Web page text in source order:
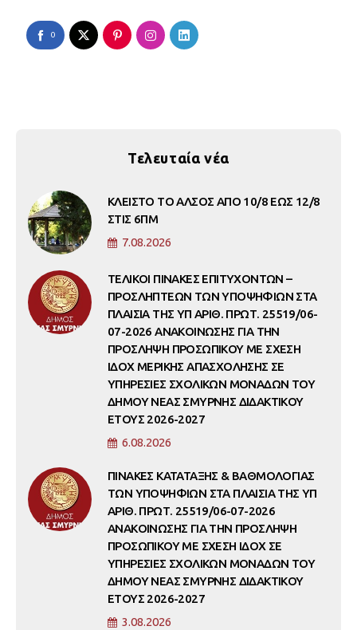
0
Τελευταία νέα
ΚΛΕΙΣΤΟ ΤΟ ΑΛΣΟΣ ΑΠΟ 10/8 ΕΩΣ 12/8
ΣΤΙΣ 6ΠΜ
7.08.2026
ΤΕΛΙΚΟΙ ΠΙΝΑΚΕΣ ΕΠΙΤΥΧΟΝΤΩΝ –
ΠΡΟΣΛΗΠΤΕΩΝ ΤΩΝ ΥΠΟΨΗΦΙΩΝ ΣΤΑ
ΠΛΑΙΣΙΑ ΤΗΣ ΥΠ ΑΡΙΘ. ΠΡΩΤ. 25519/06-
07-2026 ΑΝΑΚΟΙΝΩΣΗΣ ΓΙΑ ΤΗΝ
ΠΡΟΣΛΗΨΗ ΠΡΟΣΩΠΙΚΟΥ ΜΕ ΣΧΕΣΗ
ΙΔΟΧ ΜΕΡΙΚΗΣ ΑΠΑΣΧΟΛΗΣΗΣ ΣΕ
ΥΠΗΡΕΣΙΕΣ ΣΧΟΛΙΚΩΝ ΜΟΝΑΔΩΝ ΤΟΥ
ΔΗΜΟΥ ΝΕΑΣ ΣΜΥΡΝΗΣ ΔΙΔΑΚΤΙΚΟΥ
ΕΤΟΥΣ 2026-2027
6.08.2026
ΠΙΝΑΚΕΣ ΚΑΤΑΤΑΞΗΣ & ΒΑΘΜΟΛΟΓΙΑΣ
ΤΩΝ ΥΠΟΨΗΦΙΩΝ ΣΤΑ ΠΛΑΙΣΙΑ ΤΗΣ ΥΠ
ΑΡΙΘ. ΠΡΩΤ. 25519/06-07-2026
ΑΝΑΚΟΙΝΩΣΗΣ ΓΙΑ ΤΗΝ ΠΡΟΣΛΗΨΗ
ΠΡΟΣΩΠΙΚΟΥ ΜΕ ΣΧΕΣΗ ΙΔΟΧ ΣΕ
ΥΠΗΡΕΣΙΕΣ ΣΧΟΛΙΚΩΝ ΜΟΝΑΔΩΝ ΤΟΥ
ΔΗΜΟΥ ΝΕΑΣ ΣΜΥΡΝΗΣ ΔΙΔΑΚΤΙΚΟΥ
ΕΤΟΥΣ 2026-2027
3.08.2026